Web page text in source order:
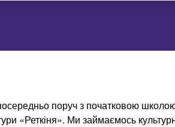
поруч з початковою
«Реткіня». Ми займаємось